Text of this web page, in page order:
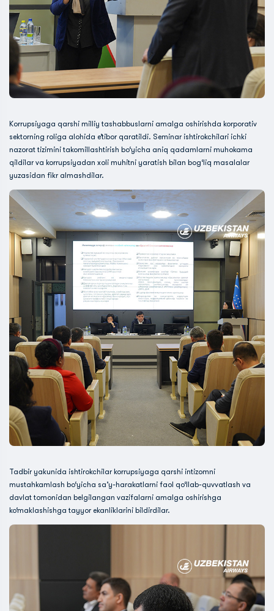
Korrupsiyaga qarshi milliy tashabbuslarni amalga oshirishda korporativ
sektorning roliga alohida e’tibor qaratildi. Seminar ishtirokchilari ichki
nazorat tizimini takomillashtirish bo‘yicha aniq qadamlarni muhokama
qildilar va korrupsiyadan xoli muhitni yaratish bilan bog‘liq masalalar
yuzasidan fikr almashdilar.
Tadbir yakunida ishtirokchilar korrupsiyaga qarshi intizomni
mustahkamlash bo‘yicha sa’y-harakatlarni faol qo‘llab-quvvatlash va
davlat tomonidan belgilangan vazifalarni amalga oshirishga
ko‘maklashishga tayyor ekanliklarini bildirdilar.